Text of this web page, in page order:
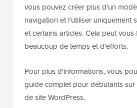
vous pouvez créer plus d'un
navigation et l'utiliser uniquement
et certains articles. Cela peut
beaucoup de temps et d'efforts.
Pour plus d'informations, vous
guide complet pour débutants
de site WordPress.